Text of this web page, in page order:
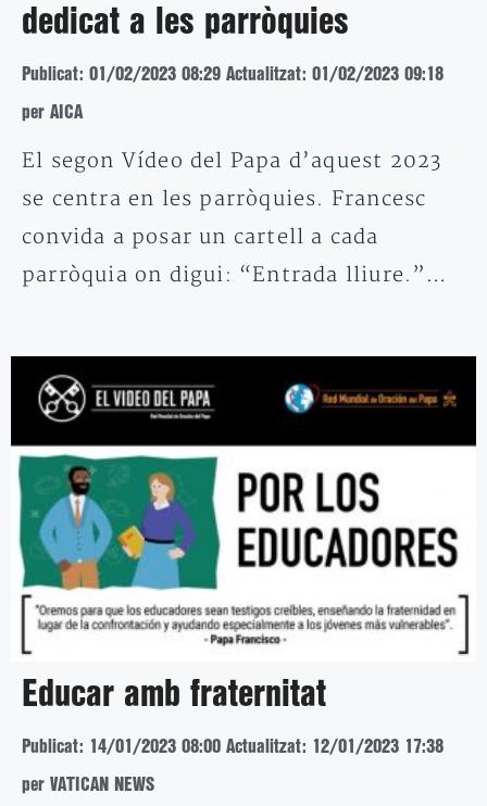
dedicat a les parròquies
Publicat: 01/02/2023 08:29 Actualitzat: 01/02/2023 09:18
per AICA
El segon Vídeo del Papa d’aquest 2023
se centra en les parròquies. Francesc
convida a posar un cartell a cada
parròquia on digui: “Entrada lliure.”…
Educar amb fraternitat
Publicat: 14/01/2023 08:00 Actualitzat: 12/01/2023 17:38
per VATICAN NEWS